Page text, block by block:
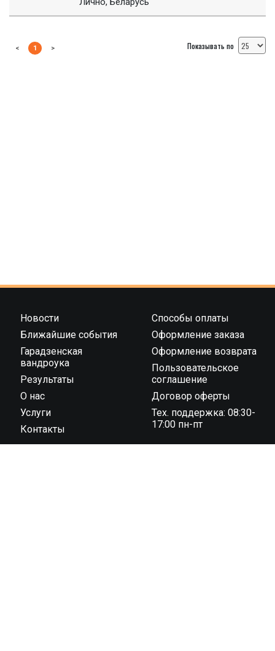
Показывать по
< 1 >
Новости
Ближайшие события
Гарадзенская
вандроука
Результаты
О нас
Услуги
Контакты
Способы оплаты
Оформление заказа
Оформление возврата
Пользовательское
соглашение
Договор оферты
Тех. поддержка: 08:30-
17:00 пн-пт